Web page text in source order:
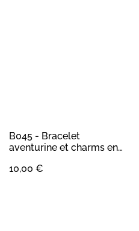
B045 - Bracelet
aventurine et charms en
10,00 €